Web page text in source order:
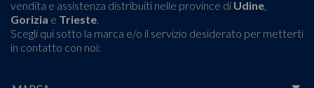
vendita e assistenza distribuiti nelle province di Udine,
Gorizia e Trieste.
Scegli qui sotto la marca e/o il servizio desiderato per metterti
in contatto con noi: